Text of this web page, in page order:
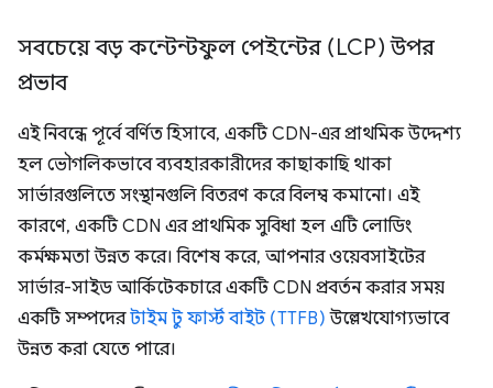
সবচেয়ে বড় কন্টেন্টফুল পেইন্টের (LCP) উপর
প্রভাব
এই নিবন্ধে পূর্বে বর্ণিত হিসাবে, একটি CDN-এর প্রাথমিক উদ্দেশ্য
হল ভৌগলিকভাবে ব্যবহারকারীদের কাছাকাছি থাকা
সার্ভারগুলিতে সংস্থানগুলি বিতরণ করে বিলম্ব কমানো। এই
কারণে, একটি CDN এর প্রাথমিক সুবিধা হল এটি লোডিং
কর্মক্ষমতা উন্নত করে। বিশেষ করে, আপনার ওয়েবসাইটের
সার্ভার-সাইড আর্কিটেকচারে একটি CDN প্রবর্তন করার সময়
একটি সম্পদেরটাইম টু ফার্স্ট বাইট (TTFB) উল্লেখযোগ্যভাবে
উন্নত করা যেতে পারে।